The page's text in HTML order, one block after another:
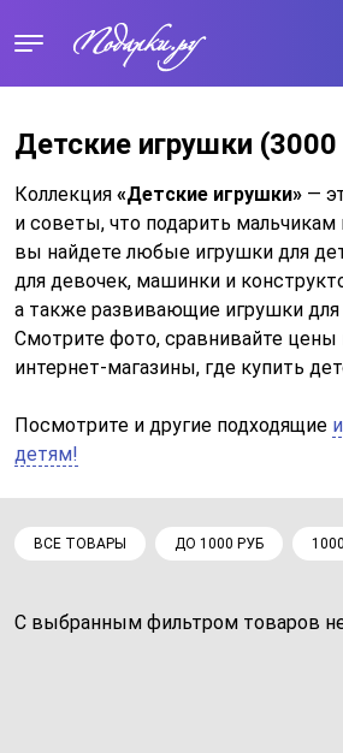
Детские игрушки (3000
Коллекция «Детские игрушки» —
и советы, что подарить мальчикам
вы найдете любые игрушки для
для девочек, машинки и
а также развивающие игрушки
Смотрите фото, сравнивайте цены
интернет-магазины, где купить
Посмотрите и другие подходящие
детям!
ВСЕ ТОВАРЫ ДО 1000 РУБ
С выбранным фильтром товаров не